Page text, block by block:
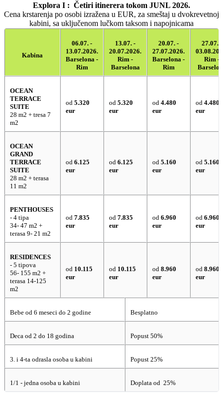
Explora I : Četiri itinerera tokom JUNL 2026.
Cena krstarenja po osobi izražena u EUR, za smeštaj u dvokrevetnoj
kabini, sa uključenom lučkom taksom i napojnicama
Kabina
06.07. -
13.07.2026.
Barselona -
Rim
13.07. -
20.07.2026.
Rim -
Barselona
20.07. -
27.07.2026.
Barselona -
Rim
27.07. -
Rim -
OCEAN
TERRACE
SUITE
28 m2 + tresa 7
m2
od 5.320
eur
od 5.320
eur
od 4.480
eur
od 4.480
eur
OCEAN
GRAND
TERRACE
SUITE
28 m2 + terasa
11 m2
od 6.125
eur
od 6.125
eur
od 5.160
eur
od 5.160
eur
PENTHOUSES
- 4 tipa
34- 47 m2 +
terasa 9- 21 m2
od 7.835
eur
od 7.835
eur
od 6.960
eur
od 6.960
eur
RESIDENCES
- 5 tipova
56- 155 m2 +
terasa 14-125
m2
od 10.115
eur
od 10.115
eur
od 8.960
eur
od 8.960
eur
Bebe od 6 meseci do 2 godine Besplatno
Deca od 2 do 18 godina Popust 50%
3. i 4-ta odrasla osoba u kabini Popust 25%
1/1 - jedna osoba u kabini Doplata od 25%